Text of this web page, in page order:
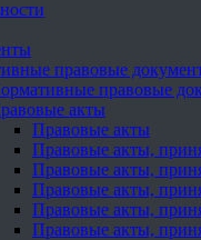
правовые
правовые
акты
Правовые акты
Правовые акты,
Правовые акты,
Правовые акты,
Правовые акты,
Правовые акты,